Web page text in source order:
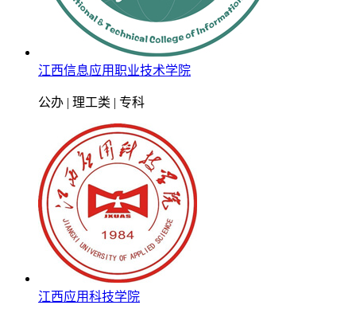
江西信息应用职业技术学院
公办 | 理工类 | 专科
江西应用科技学院